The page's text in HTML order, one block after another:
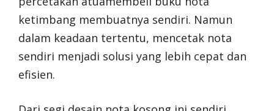
ketimbang membuatnya sendiri. Namun
dalam keadaan tertentu, mencetak nota
sendiri menjadi solusi yang lebih cepat dan
efisien.